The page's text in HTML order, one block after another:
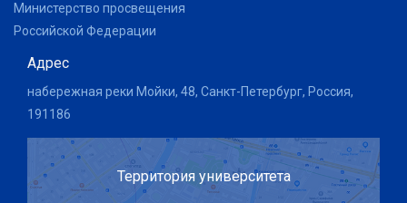
Министерство просвещения
Российской Федерации
Адрес
набережная реки Мойки, 48, Санкт-Петербург, Россия,
191186
Территория университета